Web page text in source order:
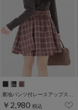
￥2,980 税込